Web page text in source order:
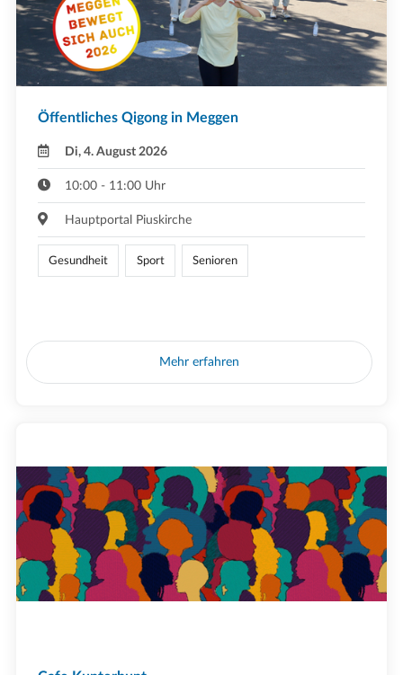
Öffentliches Qigong in Meggen
Di, 4. August 2026
10:00 - 11:00 Uhr
Hauptportal Piuskirche
Gesundheit Sport Senioren
Mehr erfahren